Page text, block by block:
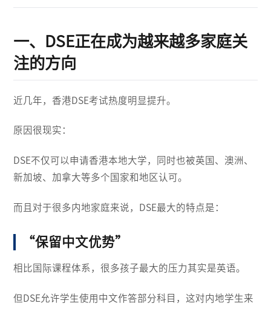
一、DSE正在成为越来越多家庭关
注的方向
近几年，香港DSE考试热度明显提升。
原因很现实：
DSE不仅可以申请香港本地大学，同时也被英国、澳洲、
新加坡、加拿大等多个国家和地区认可。
而且对于很多内地家庭来说，DSE最大的特点是：
“保留中文优势”
相比国际课程体系，很多孩子最大的压力其实是英语。
但DSE允许学生使用中文作答部分科目，这对内地学生来